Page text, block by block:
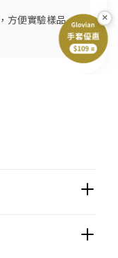
方便實驗樣品
×